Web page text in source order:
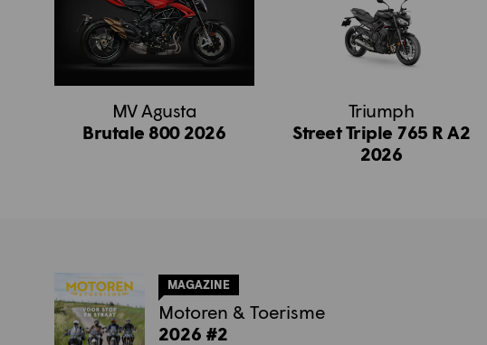
MV Agusta
Brutale 800 2026
Triumph
Street Triple 765 R A2
2026
MAGAZINE
Motoren & Toerisme
2026 #2